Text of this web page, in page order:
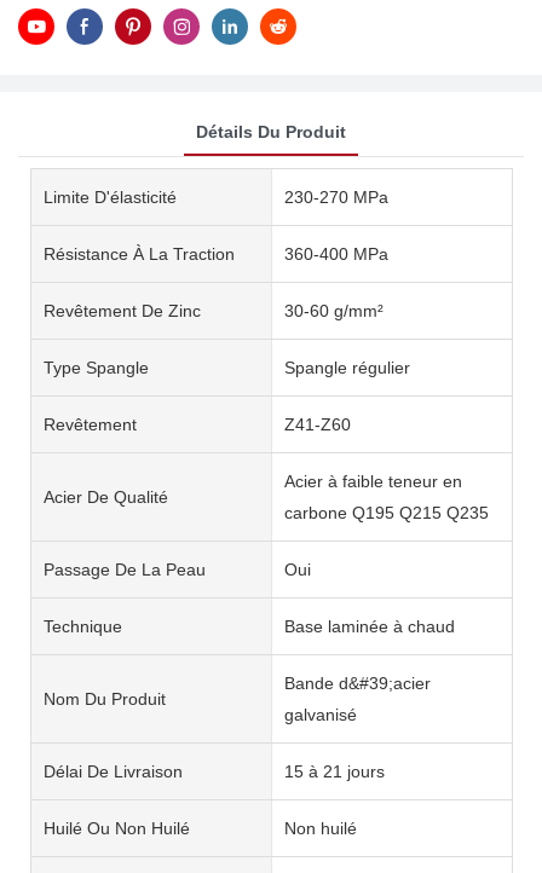
Détails Du Produit
Limite D'élasticité 230-270 MPa
Résistance À La Traction 360-400 MPa
Revêtement De Zinc 30-60 g/mm²
Type Spangle Spangle régulier
Revêtement Z41-Z60
Acier De Qualité
Acier à faible teneur en
carbone Q195 Q215 Q235
Passage De La Peau Oui
Technique Base laminée à chaud
Nom Du Produit
Bande d&#39;acier
galvanisé
Délai De Livraison 15 à 21 jours
Huilé Ou Non Huilé Non huilé